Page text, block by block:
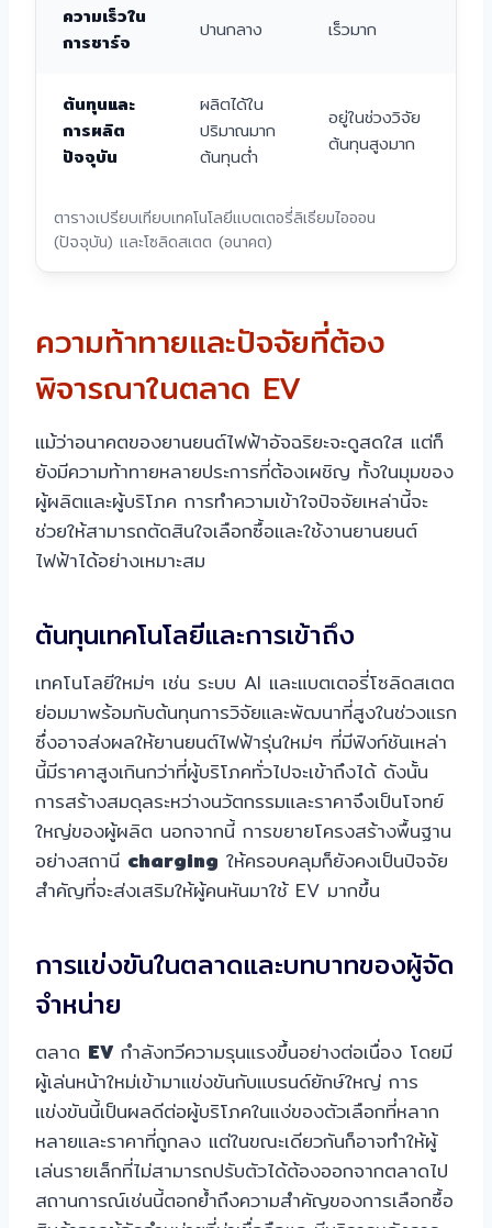
ตารางเปรียบเทียบเทคโนโลยีแบตเตอรี่ลิเธียมไอออน
(ปัจจุบัน) และโซลิดสเตต (อนาคต)
ความเร็วใน
การชาร์จ
ปานกลาง เร็วมาก
ต้นทุนและ
การผลิต
ปัจจุบัน
ผลิตได้ใน
ปริมาณมาก
ต้นทุนต่ำ
อยู่ในช่วงวิจัย
ต้นทุนสูงมาก
ความท้าทายและปัจจัยที่ต้อง
พิจารณาในตลาด EV
แม้ว่าอนาคตของยานยนต์ไฟฟ้าอัจฉริยะจะดูสดใส แต่ก็
ยังมีความท้าทายหลายประการที่ต้องเผชิญ ทั้งในมุมของ
ผู้ผลิตและผู้บริโภค การทำความเข้าใจปัจจัยเหล่านี้จะ
ช่วยให้สามารถตัดสินใจเลือกซื้อและใช้งานยานยนต์
ไฟฟ้าได้อย่างเหมาะสม
ต้นทุนเทคโนโลยีและการเข้าถึง
เทคโนโลยีใหม่ๆ เช่น ระบบ AI และแบตเตอรี่โซลิดสเตต
ย่อมมาพร้อมกับต้นทุนการวิจัยและพัฒนาที่สูงในช่วงแรก
ซึ่งอาจส่งผลให้ยานยนต์ไฟฟ้ารุ่นใหม่ๆ ที่มีฟังก์ชันเหล่า
นี้มีราคาสูงเกินกว่าที่ผู้บริโภคทั่วไปจะเข้าถึงได้ ดังนั้น
การสร้างสมดุลระหว่างนวัตกรรมและราคาจึงเป็นโจทย์
ใหญ่ของผู้ผลิต นอกจากนี้ การขยายโครงสร้างพื้นฐาน
อย่างสถานี charging ให้ครอบคลุมก็ยังคงเป็นปัจจัย
สำคัญที่จะส่งเสริมให้ผู้คนหันมาใช้ EV มากขึ้น
การแข่งขันในตลาดและบทบาทของผู้จัด
จำหน่าย
ตลาด EVกำลังทวีความรุนแรงขึ้นอย่างต่อเนื่อง โดยมี
ผู้เล่นหน้าใหม่เข้ามาแข่งขันกับแบรนด์ยักษ์ใหญ่ การ
แข่งขันนี้เป็นผลดีต่อผู้บริโภคในแง่ของตัวเลือกที่หลาก
หลายและราคาที่ถูกลง แต่ในขณะเดียวกันก็อาจทำให้ผู้
เล่นรายเล็กที่ไม่สามารถปรับตัวได้ต้องออกจากตลาดไป
สถานการณ์เช่นนี้ตอกย้ำถึงความสำคัญของการเลือกซื้อ